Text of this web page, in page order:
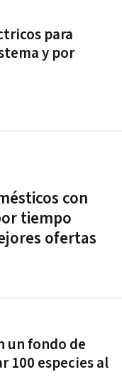
para
y por
con
tiempo
ofertas
un fondo de
100 especies al